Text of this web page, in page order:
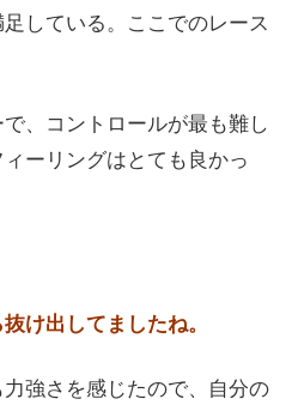
している。ここでのレース
、コントロールが最も難し
ーリングはとても良かっ
け出してましたね。
強さを感じたので、自分の